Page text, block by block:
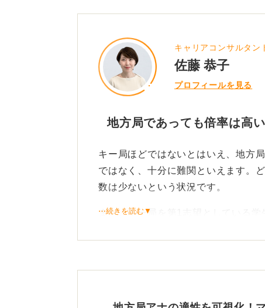
キャリアコンサルタン
佐藤 恭子
プロフィールを見る
地方局であっても倍率は高
キー局ほどではないとはいえ、地方
ではなく、十分に難関といえます。
数は少ないという状況です。
また、キー局を第1志望としている学
れだけでなく、放送局の社員の採用
⋯続きを読む▼